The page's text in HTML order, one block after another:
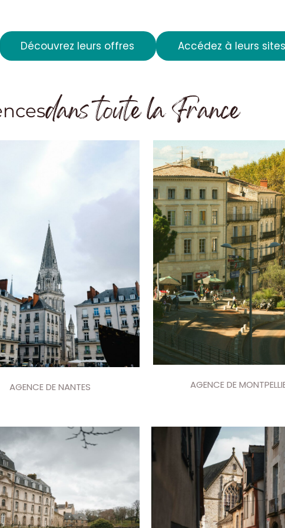
Découvrez leurs offres Accédez à leurs sites
dans toute la France
AGENCE DE NANTES AGENCE DE